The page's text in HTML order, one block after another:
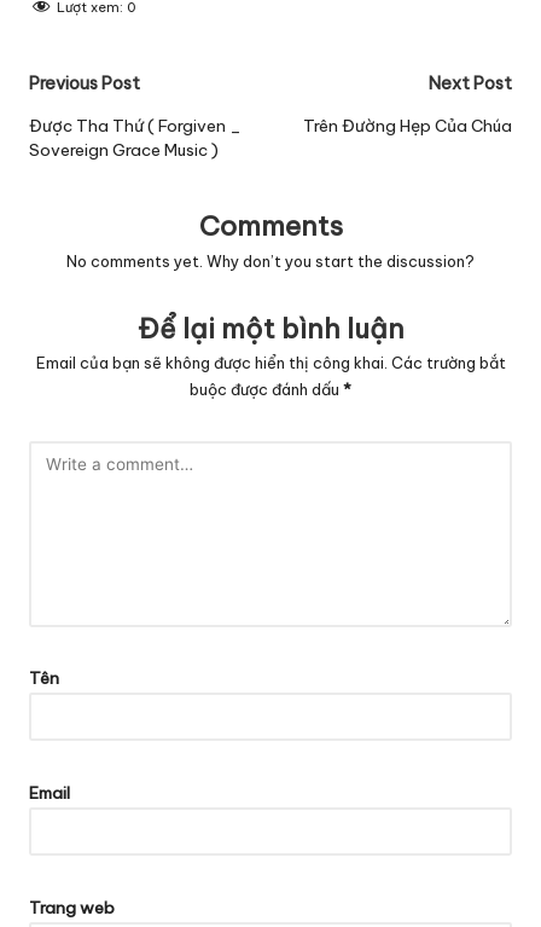
Lượt xem: 0
Post
navigation
Previous Post
Được Tha Thứ ( Forgiven _
Sovereign Grace Music )
Next Post
Trên Đường Hẹp Của Chúa
Comments
No comments yet. Why don’t you start the discussion?
Để lại một bình luận
Email của bạn sẽ không được hiển thị công khai. Các trường bắt
buộc được đánh dấu *
Tên
Email
Trang web